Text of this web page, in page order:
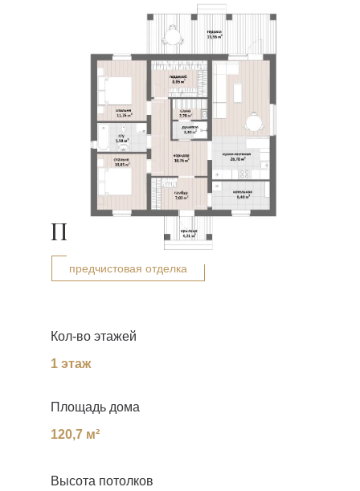
ПЛАНИРОВКА 2+
Кол-во этажей
1 этаж
120,7 м²
Площадь дома
предчистовая отделка
Высота потолков